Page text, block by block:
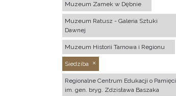
Muzeum Zamek w Dębnie
Muzeum Ratusz - Galeria Sztuki
Dawnej
Muzeum Historii Tarnowa i Regionu
Siedziba
Regionalne Centrum Edukacji o Pamięci
im. gen. bryg. Zdzisława Baszaka